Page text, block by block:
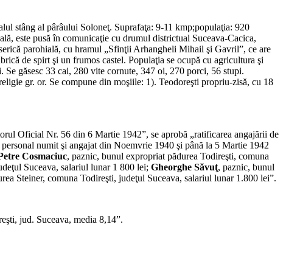
stâng al pârâului Soloneţ. Suprafaţa: 9-11 kmp;popu­laţia: 920
este pusă în comunicaţie cu drumul districtual Suceava-Cacica,
parohială, cu hra­mul „Sfinţii Arhangheli Mihail şi Gavril”, ce are
de spirt şi un frumos castel. Populaţia se ocupă cu agri­cultura şi
Se găsesc 33 cai, 280 vite cornute, 347 oi, 270 porci, 56 stupi.
gr. or. Se compune din moşiile: 1). Teodoreşti propriu-zisă, cu 18
Oficial Nr. 56 din 6 Martie 1942”, se aprobă „ratificarea angajării de
numit şi angajat din Noemvrie 1940 şi până la 5 Martie 1942
Cosmaciuc, paznic, bunul expropriat pădurea Todireşti, comuna
Suceava, salariul lunar 1 800 lei; Gheorghe Săvuţ, paznic, bunul
Steiner, comuna Todireşti, judeţul Suceava, salariul lunar 1.800 lei”.
jud. Suceava, media 8,14”.